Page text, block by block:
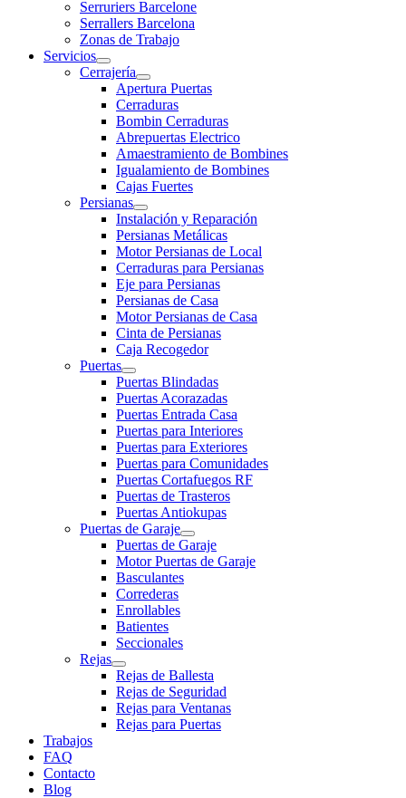
Serruriers Barcelone
Serrallers Barcelona
Zonas de Trabajo
Servicios
Cerrajería
Apertura Puertas
Cerraduras
Bombin Cerraduras
Abrepuertas Electrico
Amaestramiento de Bombines
Igualamiento de Bombines
Cajas Fuertes
Persianas
Instalación y Reparación
Persianas Metálicas
Motor Persianas de Local
Cerraduras para Persianas
Eje para Persianas
Persianas de Casa
Motor Persianas de Casa
Cinta de Persianas
Caja Recogedor
Puertas
Puertas Blindadas
Puertas Acorazadas
Puertas Entrada Casa
Puertas para Interiores
Puertas para Exteriores
Puertas para Comunidades
Puertas Cortafuegos RF
Puertas de Trasteros
Puertas Antiokupas
Puertas de Garaje
Puertas de Garaje
Motor Puertas de Garaje
Basculantes
Correderas
Enrollables
Batientes
Seccionales
Rejas
Rejas de Ballesta
Rejas de Seguridad
Rejas para Ventanas
Rejas para Puertas
Trabajos
FAQ
Contacto
Blog